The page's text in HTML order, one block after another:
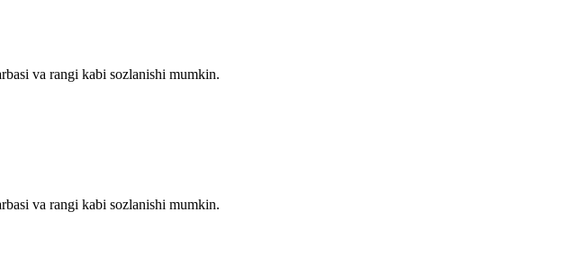
va rangi kabi sozlanishi mumkin.
va rangi kabi sozlanishi mumkin.